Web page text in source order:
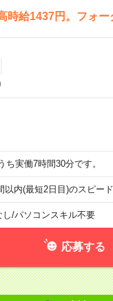
時給1437円。フォ
実働7時間30分です。
以内(最短2日目)のスピー
/パソコンスキル不要
応募する